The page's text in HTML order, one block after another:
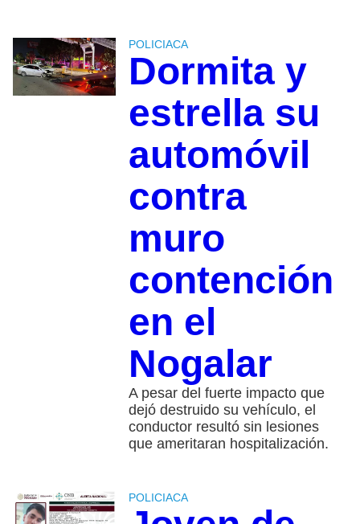
POLICIACA
Dormita y
estrella su
automóvil
contra
muro
contención
en el
Nogalar
A pesar del fuerte impacto que
dejó destruido su vehículo, el
conductor resultó sin lesiones
que ameritaran hospitalización.
POLICIACA